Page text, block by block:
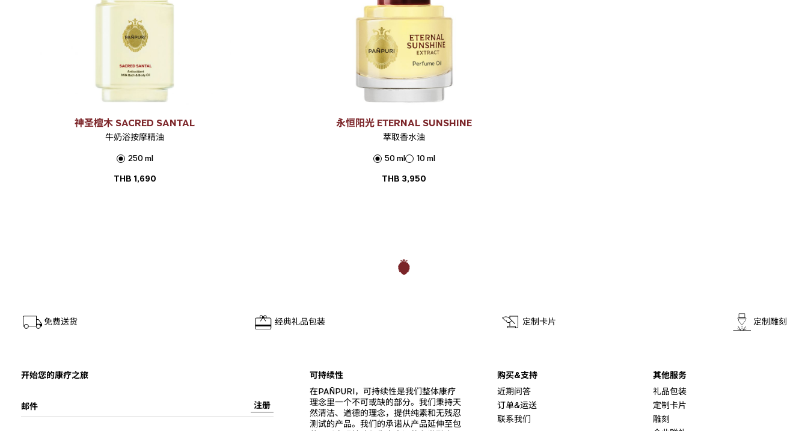
神圣檀木 SACRED SANTAL
牛奶浴按摩精油
250 ml
THB 1,690
永恒阳光 ETERNAL SUNSHINE
萃取香水油
50 ml
10 ml
THB 3,950
免费送货 经典礼品包装 定制卡片 定制雕刻
可持续性
在PAÑPURI，可持续性是我们整体康疗
理念里一个不可或缺的部分。我们秉持天
然清洁、道德的理念，提供纯素和无残忍
测试的产品。我们的承诺从产品延伸至包
购买&支持
近期问答
订单&运送
联系我们
其他服务
礼品包装
定制卡片
雕刻
开始您的康疗之旅
邮件 注册